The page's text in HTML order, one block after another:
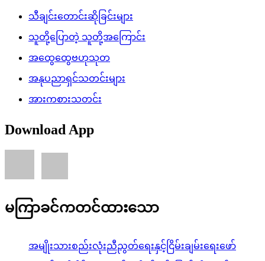
သီချင်းတောင်းဆိုခြင်းများ
သူတို့ပြောတဲ့ သူတို့အကြောင်း
အထွေထွေဗဟုသုတ
အနုပညာရှင်သတင်းများ
အားကစားသတင်း
Download App
မကြာခင်ကတင်ထားသော
အမျိုးသားစည်းလုံးညီညွတ်ရေးနှင့်ငြိမ်းချမ်းရေးဖော်